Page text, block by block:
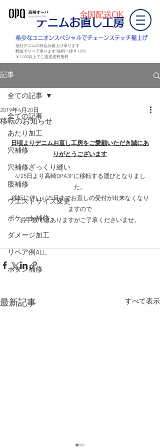
デニムお直し工房
​希少なユニオンスペシャルでチェーンステッチ裾上げ
全国配送OK
他社デニムの持込み裾上げ承ります
郵送でリペア承ります/送料一律￥1,000
￥7,000以上でご返送送料無料
記事
全ての記事
あたり加工
穴補修
穴補修ざっくり縫い
股補修
ウエストサイズ変更
ポケット補修
ダメージ加工
リペア例ALL
ボタン補修
全ての記事
移転のお知らせ
2019年4月20日
日頃よりデニムお直し工房をご愛顧いただき誠にあ
りがとうございます
4/25日より高崎OPA3Fに移転する運びとなりまし
た。
移転に伴い4/25日までお直しの受付が出来なくなり
ますので
お手数ではありますがご了承くださいませ。
最新記事 すべて表示